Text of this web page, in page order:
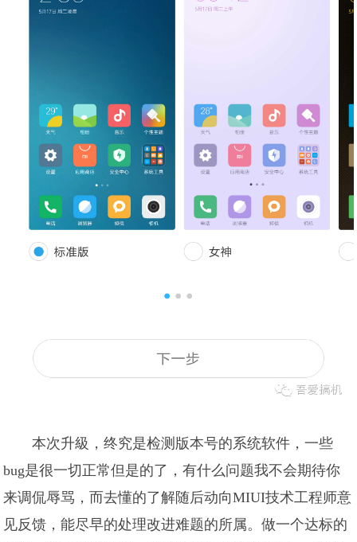
本次升級，终究是检测版本号的系统软件，一些
bug是很一切正常但是的了，有什么问题我不会期待你
来调侃辱骂，而去懂的了解随后动向MIUI技术工程师意
见反馈，能尽早的处理改进难题的所属。做一个达标的